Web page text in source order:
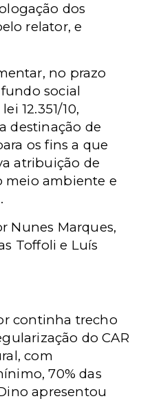
dos
relator, e
no prazo
social
12.351/10,
destinação de
os fins a que
atribuição de
meio ambiente e
Nunes Marques,
Toffoli e Luís
continha trecho
do CAR
com
70% das
apresentou